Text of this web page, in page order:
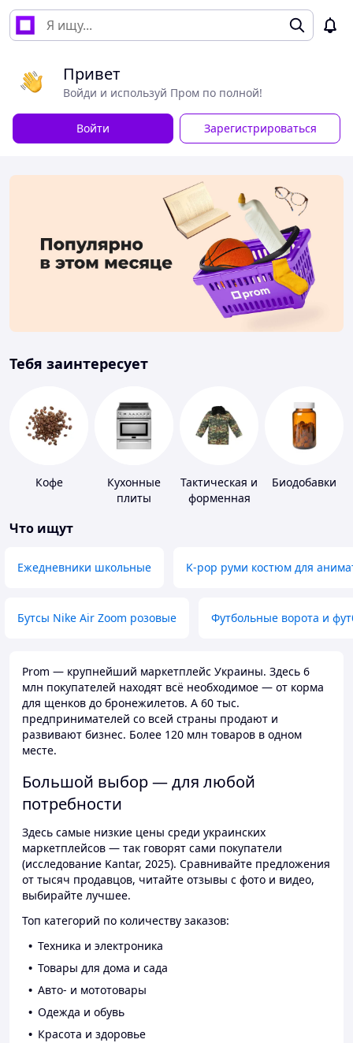
Привет
Войди и используй Пром по полной!
Войти Зарегистрироваться
Тебя заинтересует
Кофе
Кухонные
плиты
Тактическая и
форменная
Биодобавки
Что ищут
Ежедневники школьные K-pop руми костюм для
Бутсы Nike Air Zoom розовые Футбольные ворота и
Prom — крупнейший маркетплейс Украины. Здесь 6
млн покупателей находят всё необходимое — от корма
для щенков до бронежилетов. А 60 тыс.
предпринимателей со всей страны продают и
развивают бизнес. Более 120 млн товаров в одном
месте.
Большой выбор — для любой
потребности
Здесь самые низкие цены среди украинских
маркетплейсов — так говорят сами покупатели
(исследование Kantar, 2025). Сравнивайте предложения
от тысяч продавцов, читайте отзывы с фото и видео,
выбирайте лучшее.
Топ категорий по количеству заказов:
Техника и электроника
Товары для дома и сада
Авто- и мототовары
Одежда и обувь
Красота и здоровье